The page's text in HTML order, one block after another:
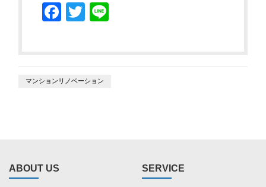
Facebook
Twitter
マンションリノベーション
ABOUT US SERVICE